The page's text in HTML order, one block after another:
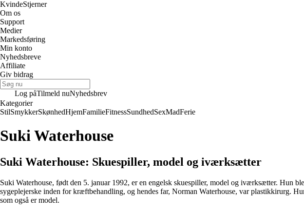
KvindeStjerner
Om os
Support
Medier
Markedsføring
Min konto
Nyhedsbreve
Affiliate
Giv bidrag
Log påTilmeld nuNyhedsbrev
Kategorier
StilSmykkerSkønhedHjemFamilieFitnessSundhedSexMadFerie
Suki Waterhouse
Suki Waterhouse: Skuespiller, model og iværksætter
Suki Waterhouse, født den 5. januar 1992, er en engelsk skuespiller, model og iværksætter. Hun
sygeplejerske inden for kræftbehandling, og hendes far, Norman Waterhouse, var plastikkirurg.
som også er model.